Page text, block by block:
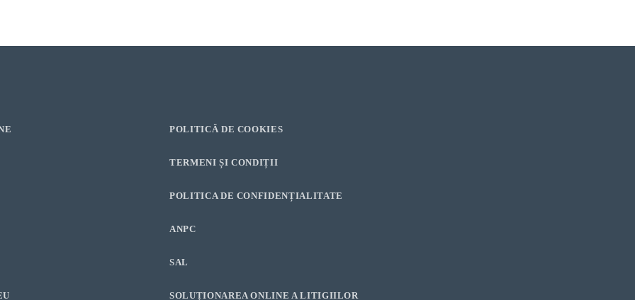
POLITICĂ DE COOKIES
TERMENI ȘI CONDIȚII
POLITICA DE CONFIDENȚIALITATE
ANPC
SAL
SOLUȚIONAREA ONLINE A LITIGIILOR